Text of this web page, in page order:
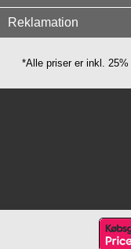
Reklamation
*Alle priser er inkl.